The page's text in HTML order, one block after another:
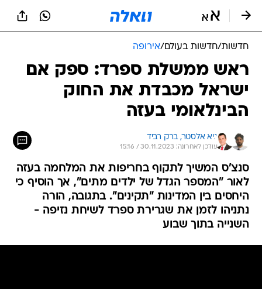
חדשות/חדשות בעולם/אירופה
ראש ממשלת ספרד: ספק אם
ישראל מכבדת את החוק
הבינלאומי בעזה
גיא אלסטר, ברק רביד
עודכן לאחרונה: 30.11.2023 / 15:16
סנצ'ס המשיך לתקוף בחריפות את המלחמה בעזה
לאור "המספר הגדל של ילדים מתים", אך הוסיף כי
היחסים בין המדינות "תקינים". בתגובה, הורה
נתניהו לזמן את שגרירת ספרד לשיחת נזיפה -
השנייה בתוך שבוע